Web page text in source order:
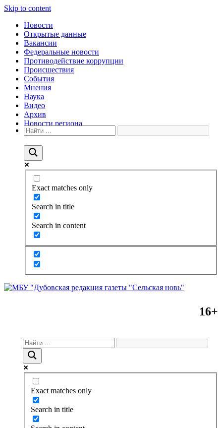
Skip to content
Новости
Открытые данные
Вакансии
Федеральные новости
Противодействие коррупции
Происшествия
События
Мнения
Наука
Видео
Архив
Новости региона
Exact matches only
Search in title
Search in content
16+
Exact matches only
Search in title